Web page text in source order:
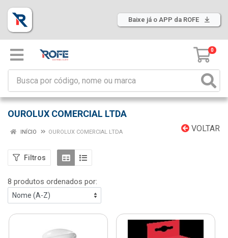
Baixe já o APP da ROFE
0
OUROLUX COMERCIAL LTDA
VOLTAR
INÍCIO OUROLUX COMERCIAL LTDA
Filtros
8 produtos ordenados por: